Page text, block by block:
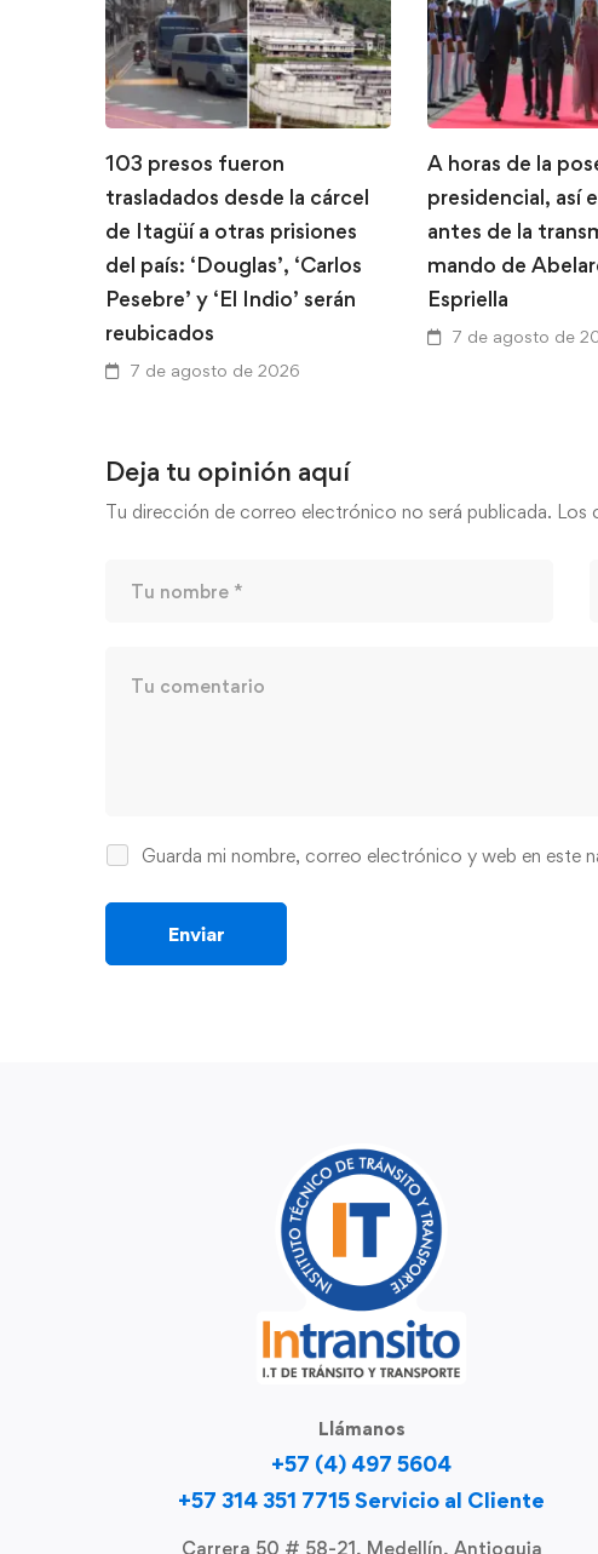
103 presos fueron
trasladados desde la cárcel
de Itagüí a otras prisiones
del país: ‘Douglas’, ‘Carlos
Pesebre’ y ‘El Indio’ serán
reubicados
7 de agosto de 2026
A horas de la
presidencial, así
antes de la
mando de
Espriella
7 de agosto de
Deja tu opinión aquí
Tu dirección de correo electrónico no será publicada. Los
Guarda mi nombre, correo electrónico y web en este
Llámanos
+57 (4) 497 5604
+57 314 351 7715 Servicio al Cliente
Carrera 50 # 58-21, Medellín, Antioquia